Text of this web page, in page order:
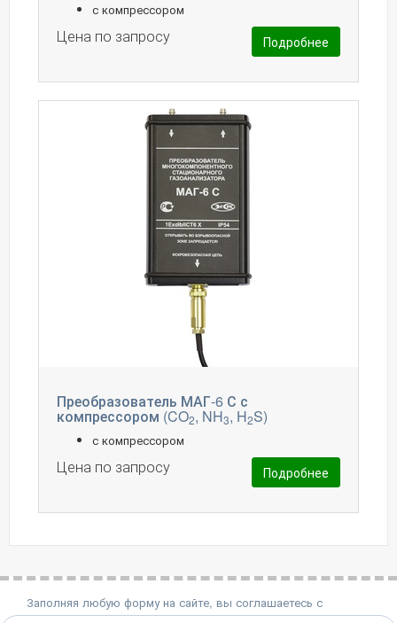
с компрессором
Цена по запросу Подробнее
Преобразователь МАГ-6 С с
компрессором (CO2, NH3, H2S)
с компрессором
Цена по запросу Подробнее
Заполняя любую форму на сайте, вы соглашаетесь с
политикой конфиденциальности.